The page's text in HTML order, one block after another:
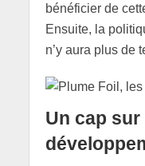
bénéficier de
Ensuite, la
n’y aura plus de
Un cap